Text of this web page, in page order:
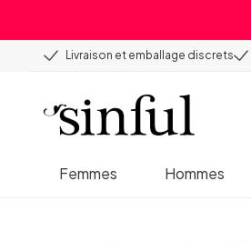
Livraison et emballage discrets
Femmes Hommes